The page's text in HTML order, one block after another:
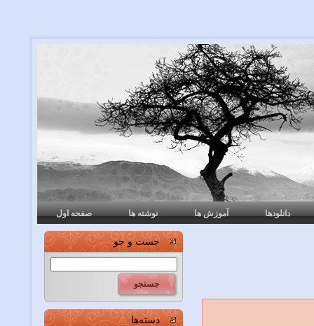
صفحه اول نوشته ها آموزش ها دانلودها
جست و جو
دسته‌ها